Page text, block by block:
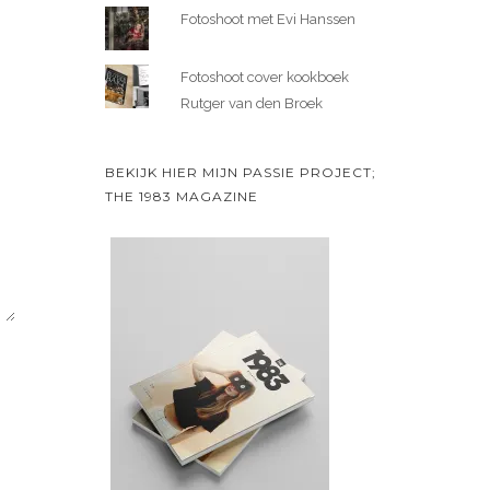
Fotoshoot met Evi Hanssen
Fotoshoot cover kookboek
Rutger van den Broek
BEKIJK HIER MIJN PASSIE PROJECT;
THE 1983 MAGAZINE